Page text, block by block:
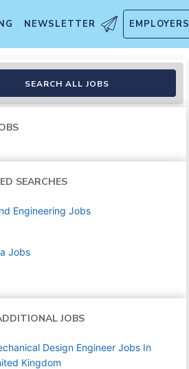
NEWSLETTER EMPLOYERS
Machines
SEARCH ALL JOBS
SEARCHES
Engineering Jobs
Jobs
JOBS
Design Engineer Jobs In
Kingdom